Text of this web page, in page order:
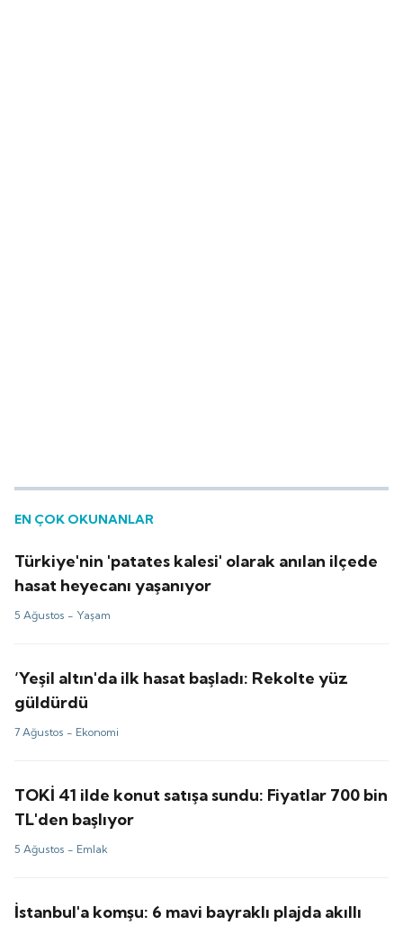
EN ÇOK OKUNANLAR
Türkiye'nin 'patates kalesi' olarak anılan ilçede
hasat heyecanı yaşanıyor
5 Ağustos - Yaşam
‘Yeşil altın'da ilk hasat başladı: Rekolte yüz
güldürdü
7 Ağustos - Ekonomi
TOKİ 41 ilde konut satışa sundu: Fiyatlar 700 bin
TL'den başlıyor
5 Ağustos - Emlak
İstanbul'a komşu: 6 mavi bayraklı plajda akıllı